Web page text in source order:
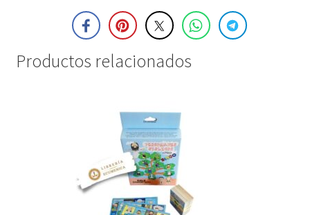
Productos relacionados